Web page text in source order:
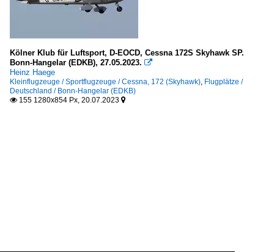
Kölner Klub für Luftsport, D-EOCD, Cessna 172S Skyhawk SP.
Bonn-Hangelar (EDKB), 27.05.2023. 
Heinz Haege
Kleinflugzeuge / Sportflugzeuge / Cessna, 172 (Skyhawk), Flugplätze /
Deutschland / Bonn-Hangelar (EDKB)
 155 1280x854 Px, 20.07.2023 